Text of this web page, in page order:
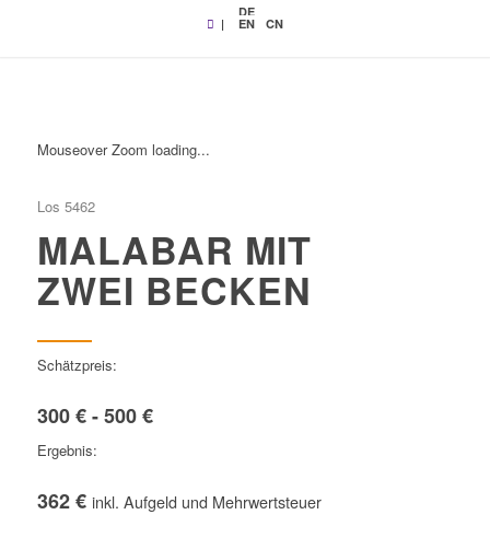
|
DE
EN CN
Mouseover Zoom loading...
Los 5462
MALABAR MIT
ZWEI BECKEN
Schätzpreis:
300 € - 500 €
Ergebnis:
362 € inkl. Aufgeld und Mehrwertsteuer